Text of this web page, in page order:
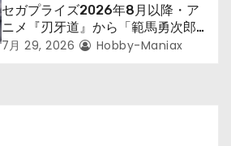
セガプライズ2026年8月以降・ア
ニメ『刃牙道』から「範馬勇次郎」
が登場ッッ!!
7月 29, 2026 Hobby-Maniax